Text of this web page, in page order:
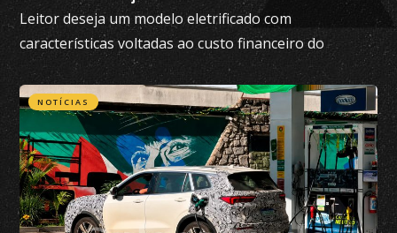
Leitor deseja um modelo eletrificado com
características voltadas ao custo financeiro do
produto e pediu nossa análise completa
NOTÍCIAS